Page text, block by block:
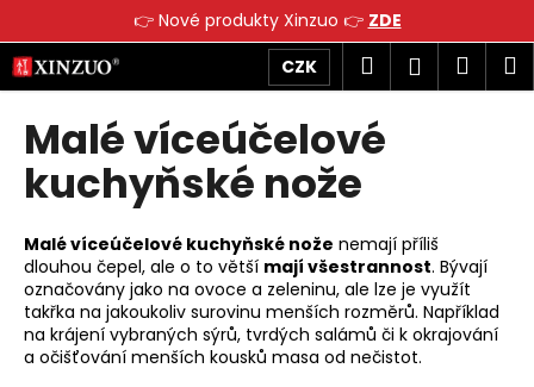
👉 Nové produkty Xinzuo 👉 ZDE
Přejít
na
obsah
CZK Hledat
Malé víceúčelové
kuchyňské nože
Malé víceúčelové kuchyňské nože nemají příliš
dlouhou čepel, ale o to větší mají všestrannost. Bývají
označovány jako na ovoce a zeleninu, ale lze je využít
takřka na jakoukoliv surovinu menších rozměrů. Například
na krájení vybraných sýrů, tvrdých salámů či k okrajování
a očišťování menších kousků masa od nečistot.
o
š Zpět
Zpět
C
o
p
t
ř
e
b